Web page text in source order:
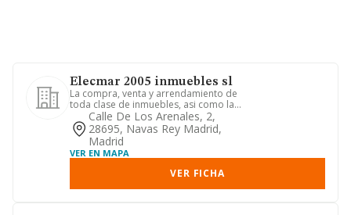
Elecmar 2005 inmuebles sl
La compra, venta y arrendamiento de
toda clase de inmuebles, asi como la
compra y venta de activos ...
Calle De Los Arenales, 2,
28695, Navas Rey Madrid,
Madrid
VER EN MAPA
VER FICHA